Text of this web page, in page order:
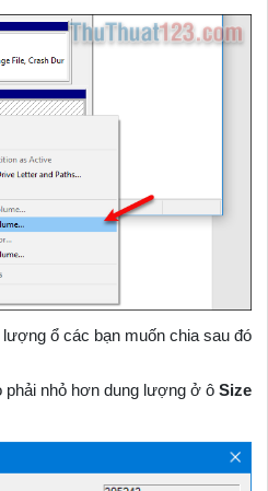
ổ các bạn muốn chia sau đó
phải nhỏ hơn dung lượng ở ôSize